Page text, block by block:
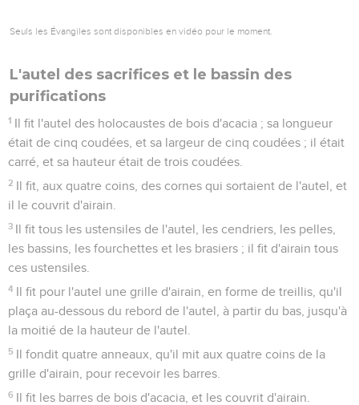
Seuls les Évangiles sont disponibles en vidéo pour le moment.
L'autel des sacrifices et le bassin des
purifications
1 Il fit l'autel des holocaustes de bois d'acacia ; sa longueur
était de cinq coudées, et sa largeur de cinq coudées ; il était
carré, et sa hauteur était de trois coudées.
2 Il fit, aux quatre coins, des cornes qui sortaient de l'autel, et
il le couvrit d'airain.
3 Il fit tous les ustensiles de l'autel, les cendriers, les pelles,
les bassins, les fourchettes et les brasiers ; il fit d'airain tous
ces ustensiles.
4 Il fit pour l'autel une grille d'airain, en forme de treillis, qu'il
plaça au-dessous du rebord de l'autel, à partir du bas, jusqu'à
la moitié de la hauteur de l'autel.
5 Il fondit quatre anneaux, qu'il mit aux quatre coins de la
grille d'airain, pour recevoir les barres.
6 Il fit les barres de bois d'acacia, et les couvrit d'airain.